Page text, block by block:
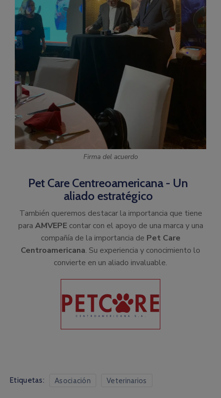
Firma del acuerdo
Pet Care Centreoamericana - Un
aliado estratégico
También queremos destacar la importancia que tiene
para AMVEPEcontar con el apoyo de una marca y una
compañía de la importancia de Pet Care
Centroamericana. Su experiencia y conocimiento lo
convierte en un aliado invaluable.
Etiquetas: Asociación Veterinarios